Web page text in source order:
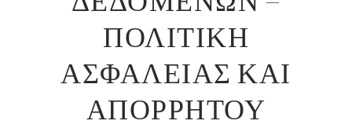
ΠΟΛΙΤΙΚΗ
ΑΣΦΑΛΕΙΑΣ ΚΑΙ
ΑΠΟΡΡΗΤΟΥ